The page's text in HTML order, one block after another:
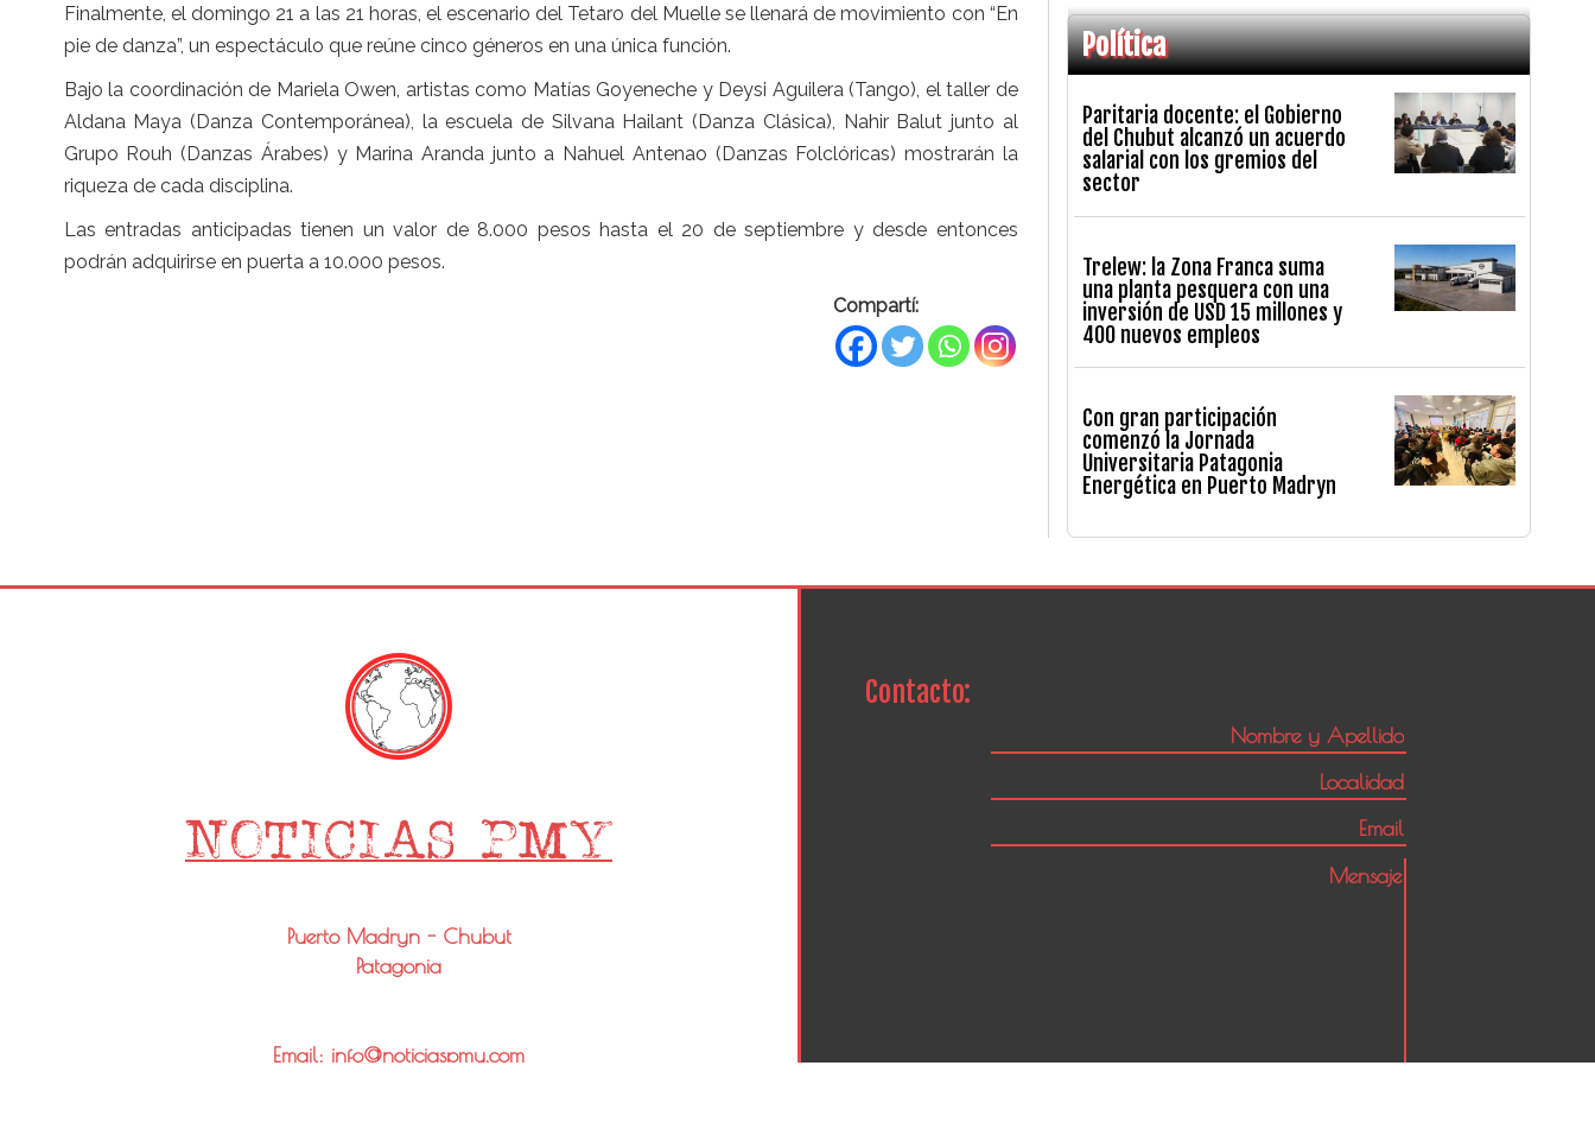
Finalmente, el domingo 21 a las 21 horas, el escenario del Tetaro del Muelle se llenará de movimiento con “En
pie de danza”, un espectáculo que reúne cinco géneros en una única función.
Bajo la coordinación de Mariela Owen, artistas como Matías Goyeneche y Deysi Aguilera (Tango), el taller de
Aldana Maya (Danza Contemporánea), la escuela de Silvana Hailant (Danza Clásica), Nahir Balut junto al
Grupo Rouh (Danzas Árabes) y Marina Aranda junto a Nahuel Antenao (Danzas Folclóricas) mostrarán la
riqueza de cada disciplina.
Las entradas anticipadas tienen un valor de 8.000 pesos hasta el 20 de septiembre y desde entonces
podrán adquirirse en puerta a 10.000 pesos.
Compartí:
Política
Paritaria docente: el Gobierno
del Chubut alcanzó un acuerdo
salarial con los gremios del
sector
Trelew: la Zona Franca suma
una planta pesquera con una
inversión de USD 15 millones y
400 nuevos empleos
Con gran participación
comenzó la Jornada
Universitaria Patagonia
Energética en Puerto Madryn
Puerto Madryn - Chubut
Patagonia
Email: info@noticiaspmy.com
Contacto: